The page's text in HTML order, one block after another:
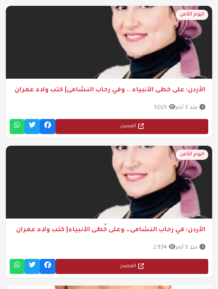
اليوم الثامن
الأردن: على خطى الأنبياء .. وفي رحاب النشامى| كتب ولاء عمران
منذ 3 أيام 3,023
المصدر
اليوم الثامن
الأردن: في رحاب النشامى… وعلى خُطى الأنبياء| كتب ولاء عمران
منذ 3 أيام 2,934
المصدر